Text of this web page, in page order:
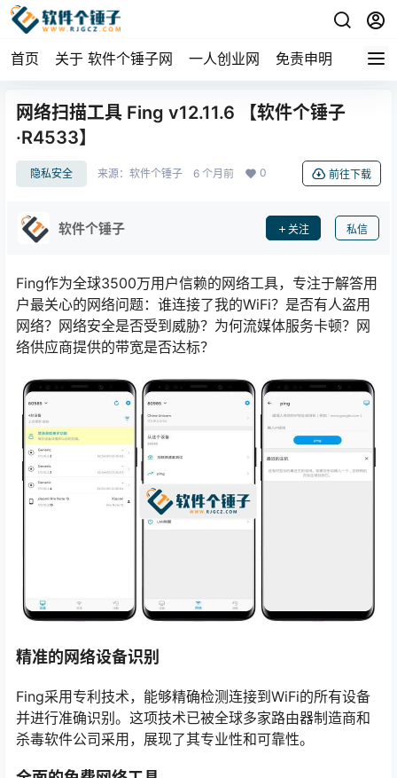
首页 关于 软件个锤子网 一人创业网 免责申明
网络扫描工具 Fing v12.11.6 【软件个锤子
·R4533】
隐私安全 来源： 软件个锤子 6 个月前 0 前往下载
软件个锤子 关注 私信
Fing作为全球3500万用户信赖的网络工具，专注于解答用
户最关心的网络问题：谁连接了我的WiFi？是否有人盗用
网络？网络安全是否受到威胁？为何流媒体服务卡顿？网
络供应商提供的带宽是否达标？
精准的网络设备识别
Fing采用专利技术，能够精确检测连接到WiFi的所有设备
并进行准确识别。这项技术已被全球多家路由器制造商和
杀毒软件公司采用，展现了其专业性和可靠性。